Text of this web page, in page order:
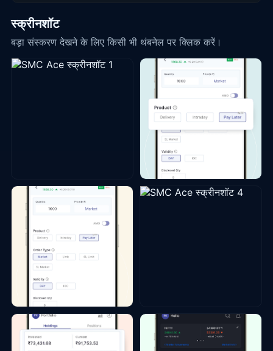
स्क्रीनशॉट
बड़ा संस्करण देखने के लिए किसी भी थंबनेल पर क्लिक करें।